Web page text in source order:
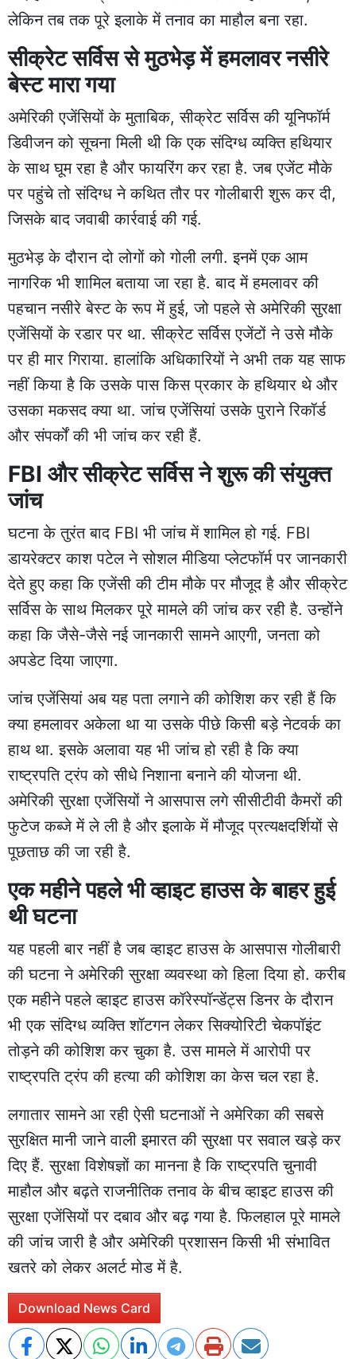
लेकिन तब तक पूरे इलाके में तनाव का माहौल बना रहा.
सीक्रेट सर्विस से मुठभेड़ में हमलावर नसीरे
बेस्ट मारा गया
अमेरिकी एजेंसियों के मुताबिक, सीक्रेट सर्विस की यूनिफॉर्म
डिवीजन को सूचना मिली थी कि एक संदिग्ध व्यक्ति हथियार
के साथ घूम रहा है और फायरिंग कर रहा है. जब एजेंट मौके
पर पहुंचे तो संदिग्ध ने कथित तौर पर गोलीबारी शुरू कर दी,
जिसके बाद जवाबी कार्रवाई की गई.
मुठभेड़ के दौरान दो लोगों को गोली लगी. इनमें एक आम
नागरिक भी शामिल बताया जा रहा है. बाद में हमलावर की
पहचान नसीरे बेस्ट के रूप में हुई, जो पहले से अमेरिकी सुरक्षा
एजेंसियों के रडार पर था. सीक्रेट सर्विस एजेंटों ने उसे मौके
पर ही मार गिराया. हालांकि अधिकारियों ने अभी तक यह साफ
नहीं किया है कि उसके पास किस प्रकार के हथियार थे और
उसका मकसद क्या था. जांच एजेंसियां उसके पुराने रिकॉर्ड
और संपर्कों की भी जांच कर रही हैं.
FBI और सीक्रेट सर्विस ने शुरू की संयुक्त
जांच
घटना के तुरंत बाद FBI भी जांच में शामिल हो गई. FBI
डायरेक्टर काश पटेल ने सोशल मीडिया प्लेटफॉर्म पर जानकारी
देते हुए कहा कि एजेंसी की टीम मौके पर मौजूद है और सीक्रेट
सर्विस के साथ मिलकर पूरे मामले की जांच कर रही है. उन्होंने
कहा कि जैसे-जैसे नई जानकारी सामने आएगी, जनता को
अपडेट दिया जाएगा.
जांच एजेंसियां अब यह पता लगाने की कोशिश कर रही हैं कि
क्या हमलावर अकेला था या उसके पीछे किसी बड़े नेटवर्क का
हाथ था. इसके अलावा यह भी जांच हो रही है कि क्या
राष्ट्रपति ट्रंप को सीधे निशाना बनाने की योजना थी.
अमेरिकी सुरक्षा एजेंसियों ने आसपास लगे सीसीटीवी कैमरों की
फुटेज कब्जे में ले ली है और इलाके में मौजूद प्रत्यक्षदर्शियों से
पूछताछ की जा रही है.
एक महीने पहले भी व्हाइट हाउस के बाहर हुई
थी घटना
यह पहली बार नहीं है जब व्हाइट हाउस के आसपास गोलीबारी
की घटना ने अमेरिकी सुरक्षा व्यवस्था को हिला दिया हो. करीब
एक महीने पहले व्हाइट हाउस कॉरेस्पॉन्डेंट्स डिनर के दौरान
भी एक संदिग्ध व्यक्ति शॉटगन लेकर सिक्योरिटी चेकपॉइंट
तोड़ने की कोशिश कर चुका है. उस मामले में आरोपी पर
राष्ट्रपति ट्रंप की हत्या की कोशिश का केस चल रहा है.
लगातार सामने आ रही ऐसी घटनाओं ने अमेरिका की सबसे
सुरक्षित मानी जाने वाली इमारत की सुरक्षा पर सवाल खड़े कर
दिए हैं. सुरक्षा विशेषज्ञों का मानना है कि राष्ट्रपति चुनावी
माहौल और बढ़ते राजनीतिक तनाव के बीच व्हाइट हाउस की
सुरक्षा एजेंसियों पर दबाव और बढ़ गया है. फिलहाल पूरे मामले
की जांच जारी है और अमेरिकी प्रशासन किसी भी संभावित
खतरे को लेकर अलर्ट मोड में है.
Download News Card